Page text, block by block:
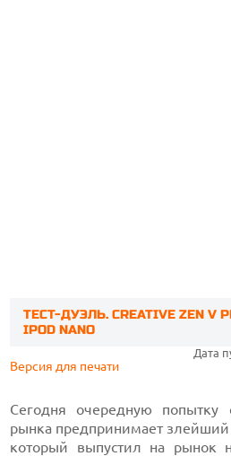
ТЕСТ-ДУЭЛЬ. CREATIVE ZEN V
IPOD NANO
Дата
Версия для печати
Сегодня очередную попытку
рынка предпринимает злейший
который выпустил на рынок